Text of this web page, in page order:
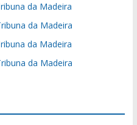
da Madeira
da Madeira
da Madeira
da Madeira